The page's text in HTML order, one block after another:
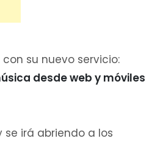
su nuevo servicio:
desde web y móviles
se irá abriendo a los